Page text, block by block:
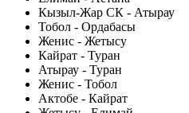
Кызыл-Жар СК - Атырау
Тобол - Ордабасы
Женис - Жетысу
Кайрат - Туран
Атырау - Туран
Женис - Тобол
Актобе - Кайрат